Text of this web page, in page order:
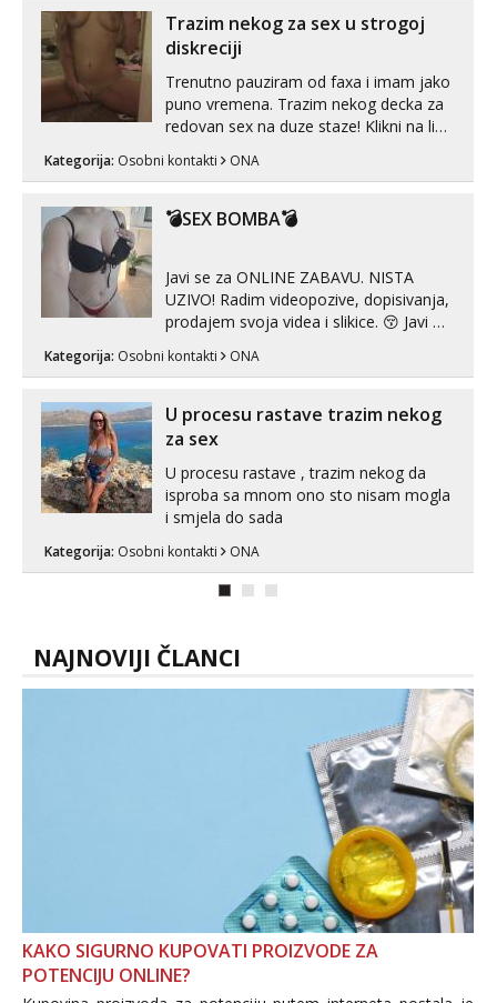
autentičnosti možeš me vidjeti na
videopozivu. 😉 S vama sam vec 5 ...
Trazim nekog za sex u strogoj
diskreciji
Trenutno pauziram od faxa i imam jako
puno vremena. Trazim nekog decka za
redovan sex na duze staze! Klikni na link
Kategorija: Osobni kontakti ONA
💣SEX BOMBA💣
Javi se za ONLINE ZABAVU. NISTA
UZIVO! Radim videopozive, dopisivanja,
prodajem svoja videa i slikice. 😚 Javi mi
Telegram. +385 91 723 0045
Kategorija: Osobni kontakti ONA
U procesu rastave trazim nekog
za sex
U procesu rastave , trazim nekog da
isproba sa mnom ono sto nisam mogla
i smjela do sada
Kategorija: Osobni kontakti ONA
NAJNOVIJI ČLANCI
KAKO SIGURNO KUPOVATI PROIZVODE ZA
POTENCIJU ONLINE?